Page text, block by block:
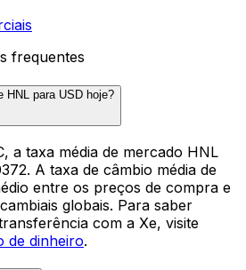
frequentes
HNL para USD hoje?
a taxa média de mercado HNL
A taxa de câmbio média de
entre os preços de compra e
globais. Para saber
com a Xe, visite
de dinheiro.